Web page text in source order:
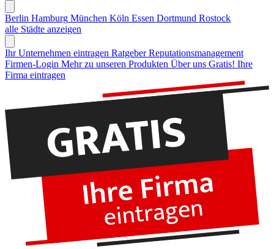
Berlin Hamburg München Köln Essen Dortmund Rostock
alle Städte anzeigen
Ihr Unternehmen eintragen Ratgeber Reputationsmanagement
Firmen-Login Mehr zu unseren Produkten Über uns Gratis! Ihre
Firma eintragen